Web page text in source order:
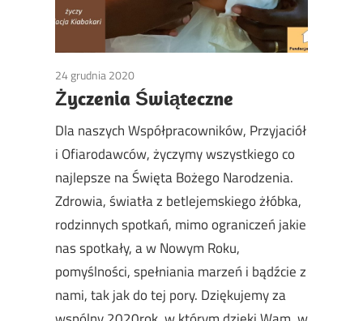
24 grudnia 2020
Życzenia Świąteczne
Dla naszych Współpracowników, Przyjaciół
i Ofiarodawców, życzymy wszystkiego co
najlepsze na Święta Bożego Narodzenia.
Zdrowia, światła z betlejemskiego żłóbka,
rodzinnych spotkań, mimo ograniczeń jakie
nas spotkały, a w Nowym Roku,
pomyślności, spełniania marzeń i bądźcie z
nami, tak jak do tej pory. Dziękujemy za